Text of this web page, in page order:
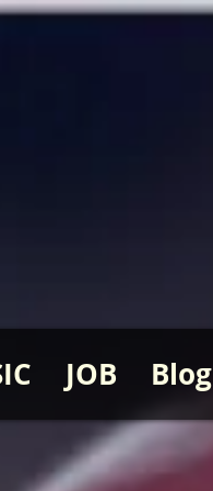
JOB Blog